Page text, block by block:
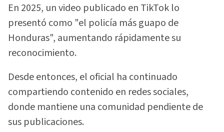
En 2025, un video publicado en TikTok lo
presentó como "el policía más guapo de
Honduras", aumentando rápidamente su
reconocimiento.
Desde entonces, el oficial ha continuado
compartiendo contenido en redes sociales,
donde mantiene una comunidad pendiente de
sus publicaciones.